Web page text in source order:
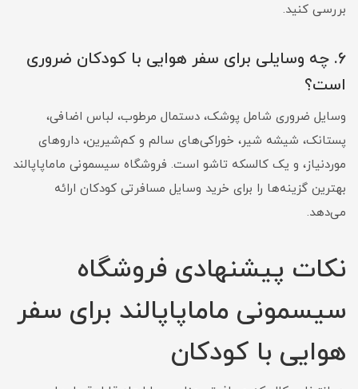
بررسی کنید.
6. چه وسایلی برای سفر هوایی با کودکان ضروری
است؟
وسایل ضروری شامل پوشک، دستمال مرطوب، لباس اضافی،
پستانک، شیشه شیر، خوراکی‌های سالم و کم‌شیرین، داروهای
موردنیاز، و یک کالسکه تاشو است. فروشگاه سیسمونی ماماپاپالند
بهترین گزینه‌ها را برای خرید وسایل مسافرتی کودکان ارائه
می‌دهد.
نکات پیشنهادی فروشگاه
سیسمونی ماماپاپالند برای سفر
هوایی با کودکان